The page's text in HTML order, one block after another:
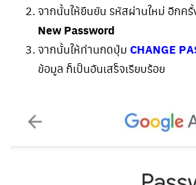
จากนั้นให้ยืนยัน รหัสผ่านใหม่ อีกครั้
New Password
จากนั้นให้ท่านกดปุ่ม CHANGE
ข้อมูล ก็เป็นอันเสร็จเรียบร้อย